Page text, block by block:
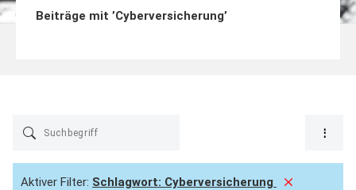
Beiträge mit ’Cyberversicherung’
Aktiver Filter: Schlagwort: Cyberversicherung